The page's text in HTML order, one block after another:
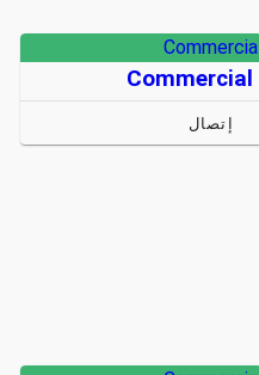
Commercial
Commercial
إتصال